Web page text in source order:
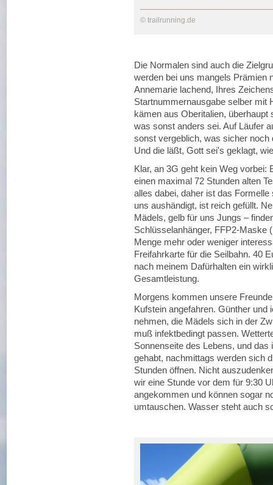
© trailrunning.de
Die Normalen sind auch die
werden bei uns mangels Prämien
Annemarie lachend, Ihres
Startnummernausgabe selber mit
kämen aus Oberitalien,
was sonst anders sei. Auf Läufer
sonst vergeblich, was sicher noch
Und die läßt, Gott sei's geklagt,
Klar, an 3G geht kein Weg vorbei:
einen maximal 72 Stunden alten
alles dabei, daher ist das
uns aushändigt, ist reich gefüllt.
Mädels, gelb für uns Jungs –
Schlüsselanhänger, FFP2-Maske
Menge mehr oder weniger
Freifahrkarte für die Seilbahn. 40
nach meinem Dafürhalten ein
Gesamtleistung.
Morgens kommen unsere
Kufstein angefahren. Günther
nehmen, die Mädels sich in der
muß infektbedingt passen.
Sonnenseite des Lebens, und
gehabt, nachmittags werden sich
Stunden öffnen. Nicht
wir eine Stunde vor dem für 9:30
angekommen und können sogar
umtauschen. Wasser steht auch